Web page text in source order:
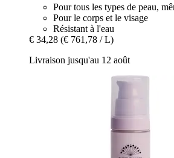
Pour tous les types de peau,
Pour le corps et le visage
Résistant à l'eau
€ 34,28 (€ 761,78 / L)
Livraison jusqu'au 12 août